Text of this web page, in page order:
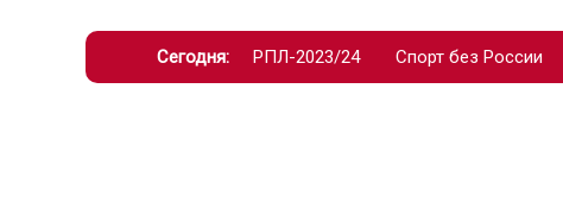
Сегодня: РПЛ-2023/24 Спорт без России